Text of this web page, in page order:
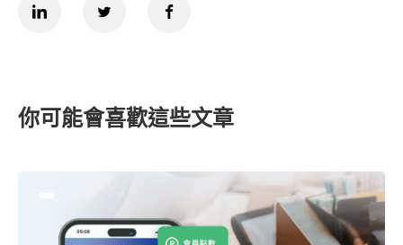
你可能會喜歡這些文章